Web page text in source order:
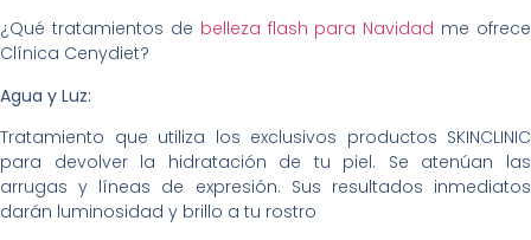
¿Qué tratamientos de belleza flash para Navidad me ofrece
Clínica Cenydiet?
Agua y Luz:
Tratamiento que utiliza los exclusivos productos SKINCLINIC
para devolver la hidratación de tu piel. Se atenúan las
arrugas y líneas de expresión. Sus resultados inmediatos
darán luminosidad y brillo a tu rostro